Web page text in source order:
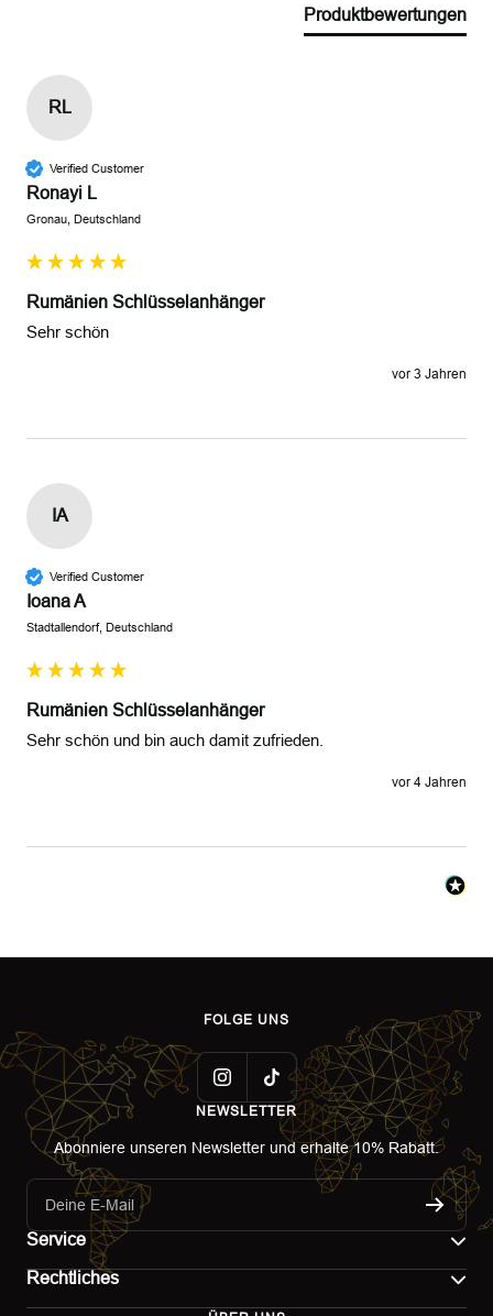
Produktbewertungen
RL
Verified Customer
Ronayi L
Gronau, Deutschland
Rumänien Schlüsselanhänger
Sehr schön
vor 3 Jahren
IA
Verified Customer
Ioana A
Stadtallendorf, Deutschland
Rumänien Schlüsselanhänger
Sehr schön und bin auch damit zufrieden.
vor 4 Jahren
FOLGE UNS
NEWSLETTER
Abonniere unseren Newsletter und erhalte 10% Rabatt.
Deine E-Mail
Service
Rechtliches